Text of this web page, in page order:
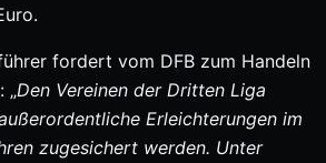
fordert vom DFB zum Handeln
„Den Vereinen der Dritten Liga
Erleichterungen im
zugesichert werden. Unter